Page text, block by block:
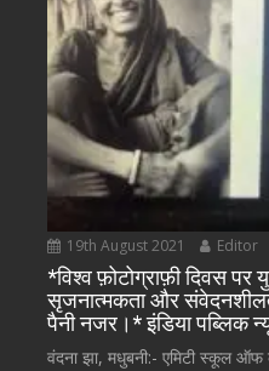
19th August 2021 Editor
*विश्व फ़ोटोग्राफ़ी दिवस पर
सृजनात्मकता और
पैनी नजर।* इंडिया पब्लिक
वंदना झा, मधुबनी:- एमिटी स्कूल ऑफ